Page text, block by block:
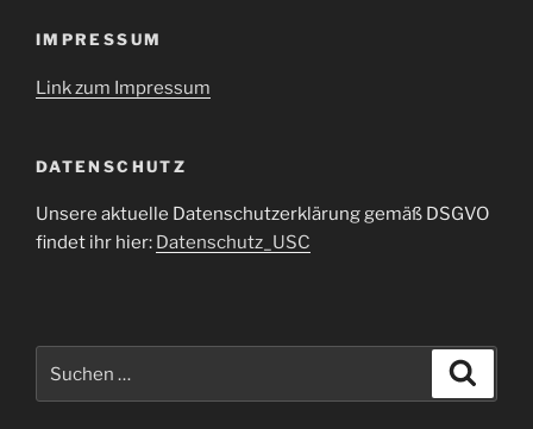
IMPRESSUM
Link zum Impressum
DATENSCHUTZ
Unsere aktuelle Datenschutzerklärung gemäß DSGVO
findet ihr hier: Datenschutz_USC